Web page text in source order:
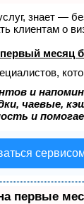
знает —
клиентам о
первый месяц
и
чаевые,
и
первые